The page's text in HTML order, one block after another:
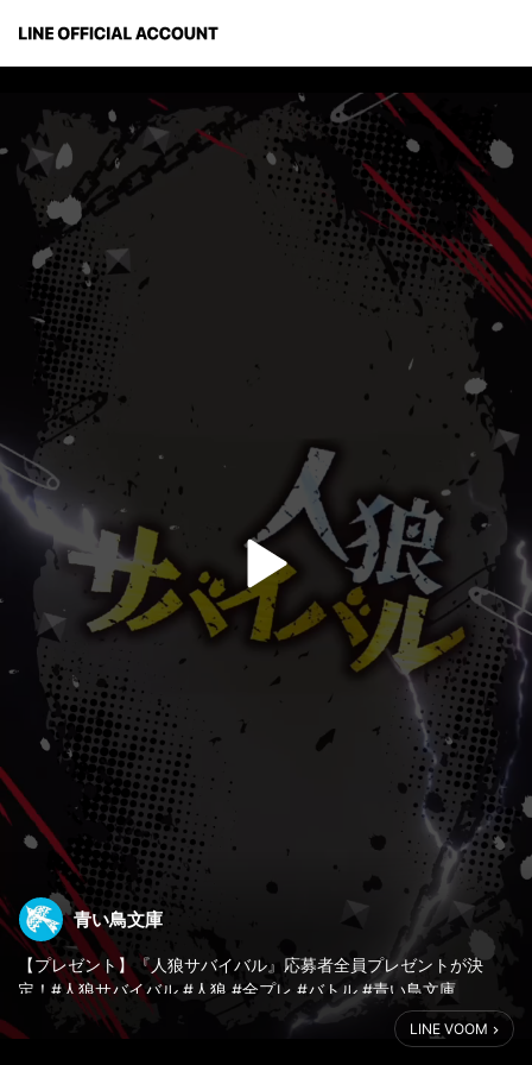
青い鳥文庫
【プレゼント】『人狼サバイバル』応募者全員プレゼントが決
定！#人狼サバイバル #人狼 #全プレ #バトル #青い鳥文庫
LINE VOOM